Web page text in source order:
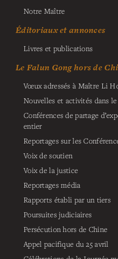
Notre Maître
Éditoriaux et annonces
Livres et publications
Le Falun Gong hors de
Vœux adressés à Maître Li
Nouvelles et activités dans
Conférences de partage
entier
Reportages sur les
Voix de soutien
Voix de la justice
Reportages média
Rapports établi par un tiers
Poursuites judiciaires
Persécution hors de Chine
Appel pacifique du 25 avril